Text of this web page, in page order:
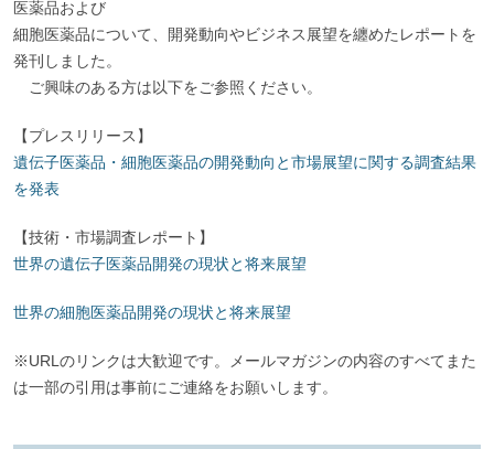
医薬品および
細胞医薬品について、開発動向やビジネス展望を纏めたレポートを
発刊しました。
ご興味のある方は以下をご参照ください。
【プレスリリース】
遺伝子医薬品・細胞医薬品の開発動向と市場展望に関する調査結果
を発表
【技術・市場調査レポート】
世界の遺伝子医薬品開発の現状と将来展望
世界の細胞医薬品開発の現状と将来展望
※URLのリンクは大歓迎です。メールマガジンの内容のすべてまた
は一部の引用は事前にご連絡をお願いします。